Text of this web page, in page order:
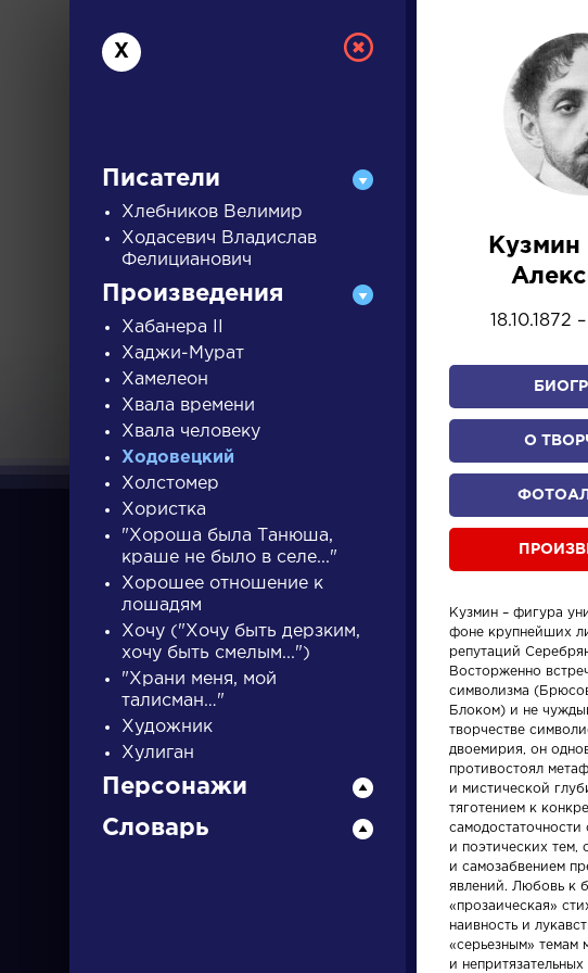
ДЛЯ
А Б В З
ПИСАТЕЛИ
Словарь
деталь
Х
Писатели
Хлебников Велимир
Ходасевич Владислав
Фелицианович
Произведения
Хабанера II
Хаджи-Мурат
Хамелеон
Хвала времени
Хвала человеку
Ходовецкий
Холстомер
Хористка
"Хороша была Танюша,
краше не было в селе..."
Хорошее отношение к
лошадям
Хочу ("Хочу быть дерзким,
хочу быть смелым...")
"Храни меня, мой
талисман…"
Художник
Хулиган
Персонажи
Словарь
18.10.1872
О
Кузмин – фигура
фоне крупнейших
репутаций
Восторженно
символизма
Блоком) и не
творчестве
двоемирия, он
противостоял
и мистической
тяготением к
самодостаточности
и поэтических тем,
и самозабвением
явлений. Любовь к
«прозаическая»
наивность и
«серьезным» темам
и